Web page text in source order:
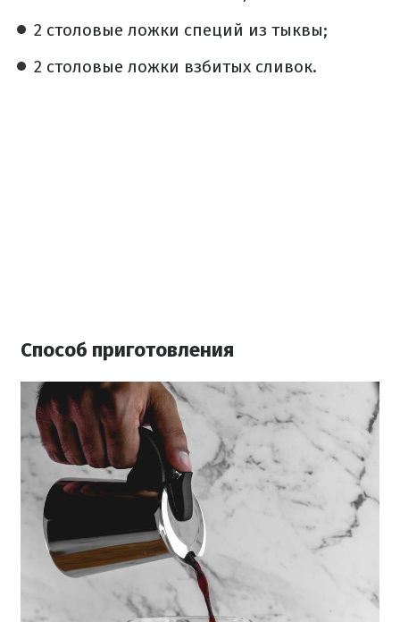
2 столовые ложки специй из тыквы;
2 столовые ложки взбитых сливок.
Способ приготовления